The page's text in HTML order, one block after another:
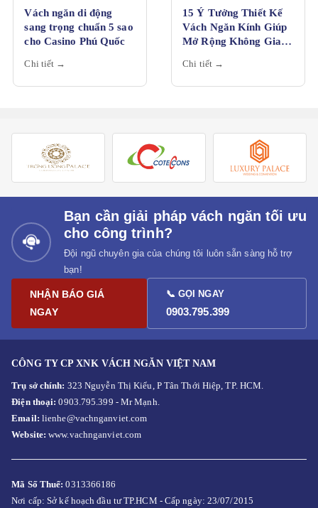
Vách ngăn di động
sang trọng chuẩn 5 sao
cho Casino Phú Quốc
Chi tiết →
15 Ý Tưởng Thiết Kế
Vách Ngăn Kính Giúp
Mở Rộng Không Gian
Chi tiết →
Bạn cần giải pháp vách ngăn tối ưu
cho công trình?
Đội ngũ chuyên gia của chúng tôi luôn sẵn sàng hỗ trợ
bạn!
NHẬN BÁO GIÁ
NGAY
📞 GỌI NGAY
0903.795.399
CÔNG TY CP XNK VÁCH NGĂN VIỆT NAM
Trụ sở chính: 323 Nguyễn Thị Kiểu, P Tân Thới Hiệp, TP. HCM.
Điện thoại:0903.795.399 - Mr Mạnh.
Email: lienhe@vachnganviet.com
Website:www.vachnganviet.com
Mã Số Thuế:0313366186
Nơi cấp: Sở kế hoạch đầu tư TP.HCM - Cấp ngày: 23/07/2015